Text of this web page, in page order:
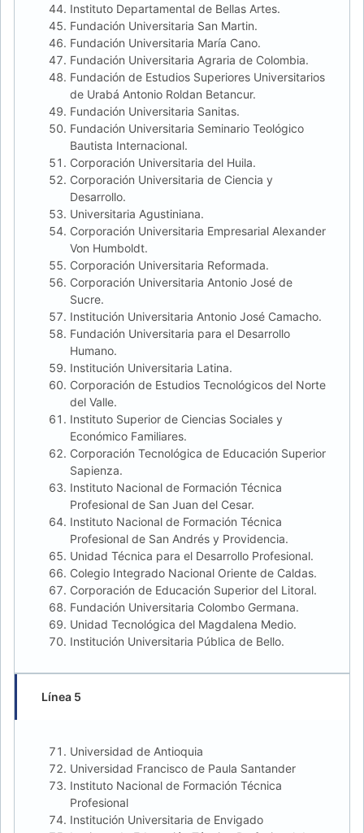
Instituto Departamental de Bellas Artes.
Fundación Universitaria San Martin.
Fundación Universitaria María Cano.
Fundación Universitaria Agraria de Colombia.
Fundación de Estudios Superiores Universitarios
de Urabá Antonio Roldan Betancur.
Fundación Universitaria Sanitas.
Fundación Universitaria Seminario Teológico
Bautista Internacional.
Corporación Universitaria del Huila.
Corporación Universitaria de Ciencia y
Desarrollo.
Universitaria Agustiniana.
Corporación Universitaria Empresarial Alexander
Von Humboldt.
Corporación Universitaria Reformada.
Corporación Universitaria Antonio José de
Sucre.
Institución Universitaria Antonio José Camacho.
Fundación Universitaria para el Desarrollo
Humano.
Institución Universitaria Latina.
Corporación de Estudios Tecnológicos del Norte
del Valle.
Instituto Superior de Ciencias Sociales y
Económico Familiares.
Corporación Tecnológica de Educación Superior
Sapienza.
Instituto Nacional de Formación Técnica
Profesional de San Juan del Cesar.
Instituto Nacional de Formación Técnica
Profesional de San Andrés y Providencia.
Unidad Técnica para el Desarrollo Profesional.
Colegio Integrado Nacional Oriente de Caldas.
Corporación de Educación Superior del Litoral.
Fundación Universitaria Colombo Germana.
Unidad Tecnológica del Magdalena Medio.
Institución Universitaria Pública de Bello.
Línea 5
Universidad de Antioquia
Universidad Francisco de Paula Santander
Instituto Nacional de Formación Técnica
Profesional
Institución Universitaria de Envigado